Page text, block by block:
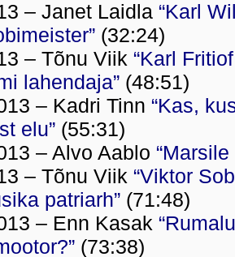
– Janet Laidla “Karl
(32:24)
– Tõnu Viik “Karl
lahendaja” (48:51)
– Kadri Tinn “Kas,
elu” (55:31)
– Alvo Aablo
– Tõnu Viik “Viktor
patriarh” (71:48)
– Enn Kasak
(73:38)